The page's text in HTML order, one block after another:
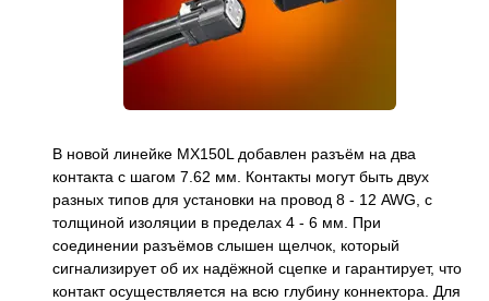
В новой линейке MX150L добавлен разъём на два
контакта с шагом 7.62 мм. Контакты могут быть двух
разных типов для установки на провод 8 - 12 AWG, с
толщиной изоляции в пределах 4 - 6 мм. При
соединении разъёмов слышен щелчок, который
сигнализирует об их надёжной сцепке и гарантирует, что
контакт осуществляется на всю глубину коннектора. Для